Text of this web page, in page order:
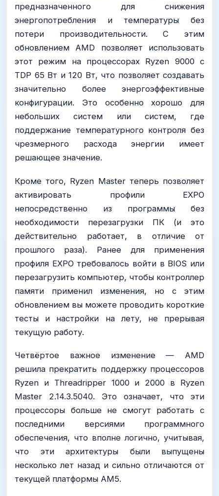
предназначенного для снижения
энергопотребления и температуры без
потери производительности. С этим
обновлением AMD позволяет использовать
этот режим на процессорах Ryzen 9000 с
TDP 65 Вт и 120 Вт, что позволяет создавать
значительно более энергоэффективные
конфигурации. Это особенно хорошо для
небольших систем или систем, где
поддержание температурного контроля без
чрезмерного расхода энергии имеет
решающее значение.
Кроме того, Ryzen Master теперь позволяет
активировать профили EXPO
непосредственно из программы без
необходимости перезагрузки ПК (и это
действительно работает, в отличие от
прошлого раза). Ранее для применения
профиля EXPO требовалось войти в BIOS или
перезагрузить компьютер, чтобы контроллер
памяти применил изменения, но с этим
обновлением вы можете проводить короткие
тесты и настройки на лету, не прерывая
текущую работу.
Четвёртое важное изменение — AMD
решила прекратить поддержку процессоров
Ryzen и Threadripper 1000 и 2000 в Ryzen
Master 2.14.3.5040. Это означает, что эти
процессоры больше не смогут работать с
последними версиями программного
обеспечения, что вполне логично, учитывая,
что эти архитектуры были выпущены
несколько лет назад и сильно отличаются от
текущей платформы AM5.